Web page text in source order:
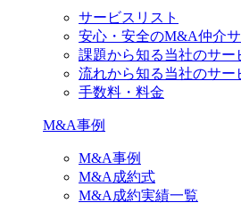
サービスリスト
安心・安全のM&A仲介
課題から知る当社のサー
流れから知る当社のサー
手数料・料金
M&A事例
M&A事例
M&A成約式
M&A成約実績一覧